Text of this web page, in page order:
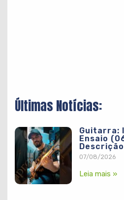
Últimas Notícias:
Guitarra:
Ensaio
Descrição
07/08/2026
Leia mais »